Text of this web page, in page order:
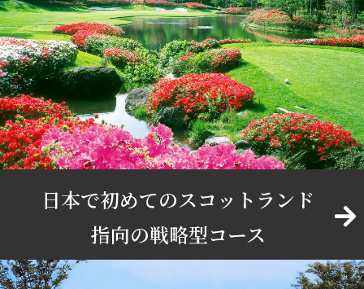
日本で初めてのスコットランド
指向の戦略型コース